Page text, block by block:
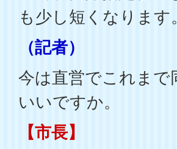
も少し短くなります。
（記者）
今は直営でこれま
いいですか。
【市長】